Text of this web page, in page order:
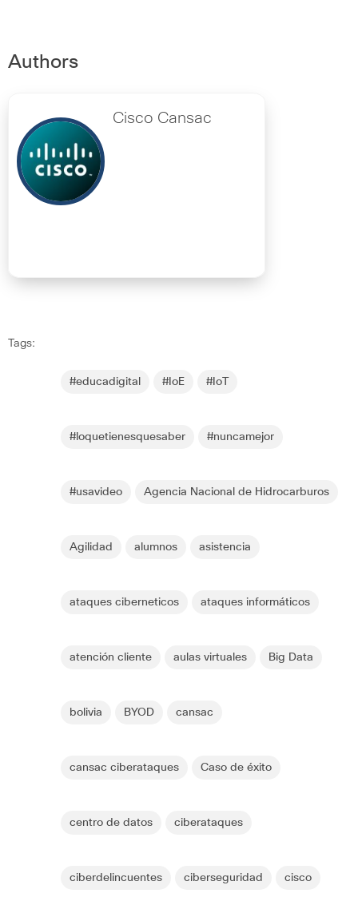
Authors
Cisco Cansac
Tags:
#educadigital #IoE #IoT
#loquetienesquesaber #nuncamejor
#usavideo Agencia Nacional de Hidrocarburos
Agilidad alumnos asistencia
ataques ciberneticos ataques informáticos
atención cliente aulas virtuales Big Data
bolivia BYOD cansac
cansac ciberataques Caso de éxito
centro de datos ciberataques
ciberdelincuentes ciberseguridad cisco